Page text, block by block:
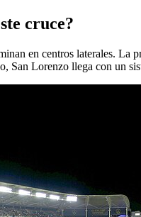
cruce?
en centros laterales.
San Lorenzo llega con un